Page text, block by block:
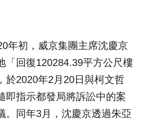
年初，威京集團主席沈慶京
「回復120284.39平方公尺樓
於2020年2月20日與柯文哲
即指示都發局將訴訟中的案
。同年3月，沈慶京透過朱亞